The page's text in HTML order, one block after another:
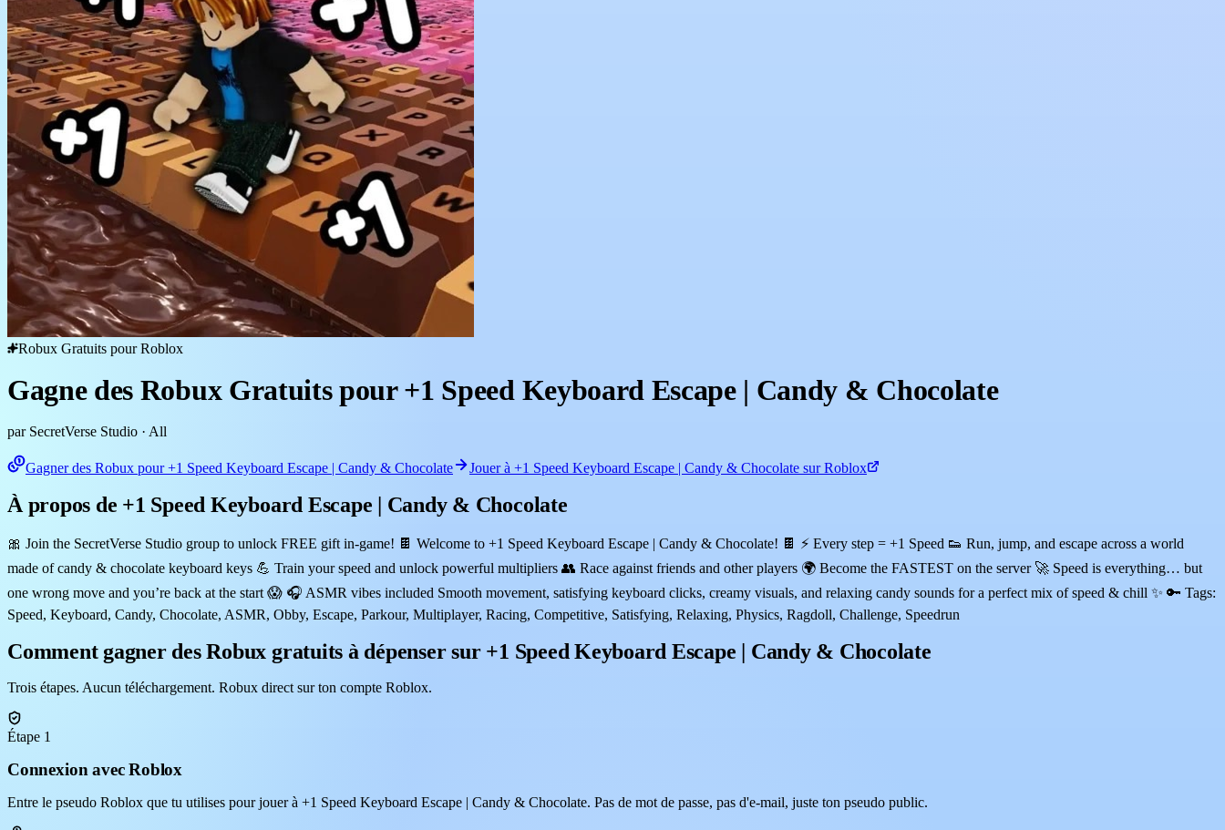
Robux Gratuits pour Roblox
Gagne des Robux Gratuits pour +1 Speed Keyboard Escape | Candy & Chocolate
par SecretVerse Studio · All
Gagner des Robux pour +1 Speed Keyboard Escape | Candy & Chocolate Jouer à +1 Speed Keyboard Escape | Candy & Chocolate sur Roblox
À propos de +1 Speed Keyboard Escape | Candy & Chocolate
🎀 Join the SecretVerse Studio group to unlock FREE gift in-game! 🍫 Welcome to +1 Speed Keyboard Escape | Candy & Chocolate! 🍫 ⚡ Every step = +1 Speed 👟 Run, jump, and escape across a world
made of candy & chocolate keyboard keys 💪 Train your speed and unlock powerful multipliers 👥 Race against friends and other players 🌍 Become the FASTEST on the server 🚀 Speed is everything… but
one wrong move and you’re back at the start 😱 🎧 ASMR vibes included Smooth movement, satisfying keyboard clicks, creamy visuals, and relaxing candy sounds for a perfect mix of speed & chill ✨ 🔑 Tags:
Speed, Keyboard, Candy, Chocolate, ASMR, Obby, Escape, Parkour, Multiplayer, Racing, Competitive, Satisfying, Relaxing, Physics, Ragdoll, Challenge, Speedrun
Comment gagner des Robux gratuits à dépenser sur +1 Speed Keyboard Escape | Candy & Chocolate
Trois étapes. Aucun téléchargement. Robux direct sur ton compte Roblox.
Étape 1
Connexion avec Roblox
Entre le pseudo Roblox que tu utilises pour jouer à +1 Speed Keyboard Escape | Candy & Chocolate. Pas de mot de passe, pas d'e-mail, juste ton pseudo public.